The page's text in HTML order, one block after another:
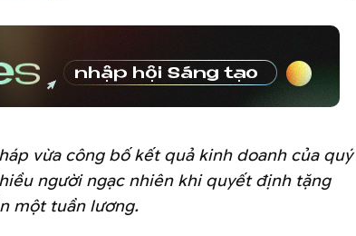
vừa công bố kết quả kinh doanh của quý
người ngạc nhiên khi quyết định tặng
một tuần lương.